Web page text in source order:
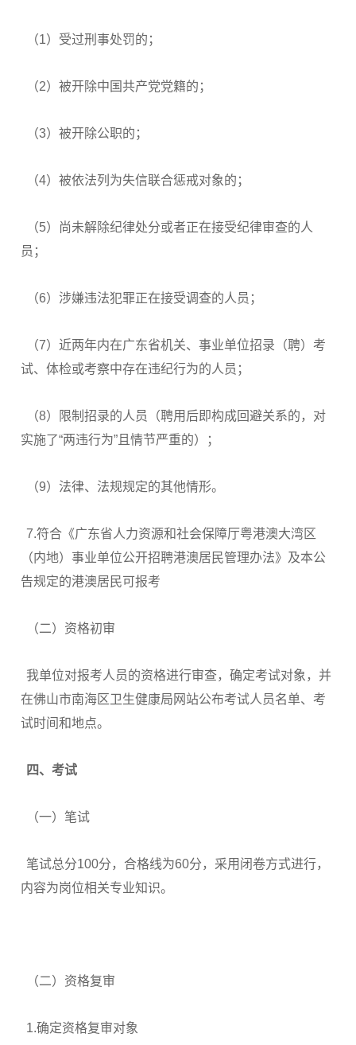
（1）受过刑事处罚的；
（2）被开除中国共产党党籍的；
（3）被开除公职的；
（4）被依法列为失信联合惩戒对象的；
（5）尚未解除纪律处分或者正在接受纪律审查的人
员；
（6）涉嫌违法犯罪正在接受调查的人员；
（7）近两年内在广东省机关、事业单位招录（聘）考
试、体检或考察中存在违纪行为的人员；
（8）限制招录的人员（聘用后即构成回避关系的，对
实施了“两违行为”且情节严重的）；
（9）法律、法规规定的其他情形。
7.符合《广东省人力资源和社会保障厅粤港澳大湾区
（内地）事业单位公开招聘港澳居民管理办法》及本公
告规定的港澳居民可报考
（二）资格初审
我单位对报考人员的资格进行审查，确定考试对象，并
在佛山市南海区卫生健康局网站公布考试人员名单、考
试时间和地点。
四、考试
（一）笔试
笔试总分100分，合格线为60分，采用闭卷方式进行，
内容为岗位相关专业知识。
（二）资格复审
1.确定资格复审对象